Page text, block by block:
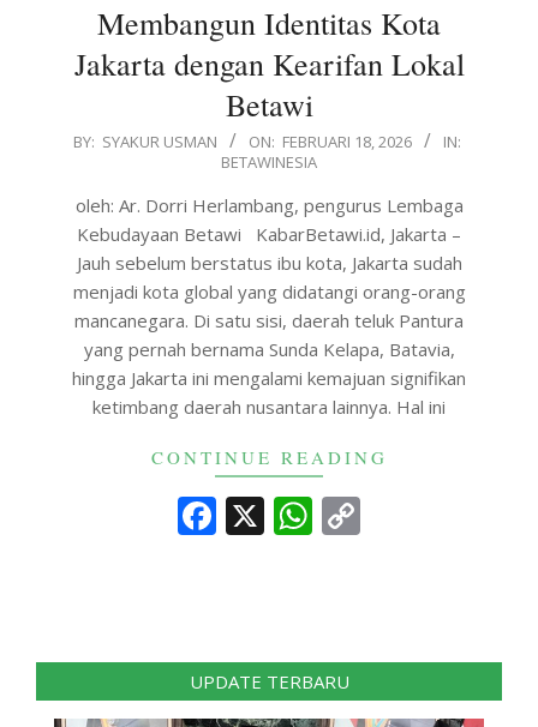
Membangun Identitas Kota
Jakarta dengan Kearifan Lokal
Betawi
2026-
18
BY: SYAKUR USMAN ON: FEBRUARI 18, 2026
IN:
BETAWINESIA
oleh: Ar. Dorri Herlambang, pengurus Lembaga
Kebudayaan Betawi KabarBetawi.id, Jakarta –
Jauh sebelum berstatus ibu kota, Jakarta sudah
menjadi kota global yang didatangi orang-orang
mancanegara. Di satu sisi, daerah teluk Pantura
yang pernah bernama Sunda Kelapa, Batavia,
hingga Jakarta ini mengalami kemajuan signifikan
ketimbang daerah nusantara lainnya. Hal ini
CONTINUE READING
Facebook
X WhatsApp
UPDATE TERBARU